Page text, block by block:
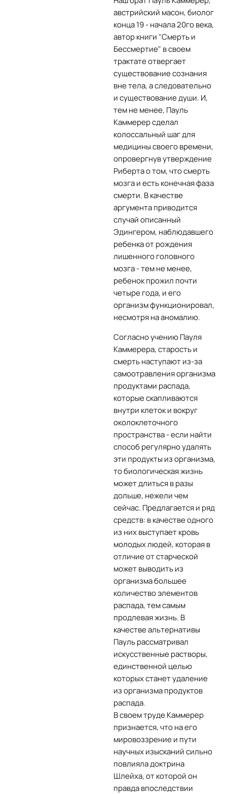
австрийский масон, биолог
конца 19 - начала 20го века,
автор книги "Смерть и
Бессмертие" в своем
трактате отвергает
существование сознания
вне тела, а следовательно
и существование души. И,
тем не менее, Пауль
Каммерер сделал
колоссальный шаг для
медицины своего времени,
опровергнув утверждение
Риберта о том, что смерть
мозга и есть конечная фаза
смерти. В качестве
аргумента приводится
случай описанный
Эдингером, наблюдавшего
ребенка от рождения
лишенного головного
мозга - тем не менее,
ребенок прожил почти
четыре года, и его
организм функционировал,
несмотря на аномалию.
Согласно учению Пауля
Каммерера, старость и
смерть наступают из-за
самоотравления организма
продуктами распада,
которые скапливаются
внутри клеток и вокруг
околоклеточного
пространства - если найти
способ регулярно удалять
эти продукты из организма,
то биологическая жизнь
может длиться в разы
дольше, нежели чем
сейчас. Предлагается и ряд
средств: в качестве одного
из них выступает кровь
молодых людей, которая в
отличие от старческой
может выводить из
организма большее
количество элементов
распада, тем самым
продлевая жизнь. В
качестве альтернативы
Пауль рассматривал
искусственные растворы,
единственной целью
которых станет удаление
из организма продуктов
распада.
В своем труде Каммерер
признается, что на его
мировоззрение и пути
научных изысканий сильно
повлияла доктрина
Шлейха, от которой он
правда впоследствии